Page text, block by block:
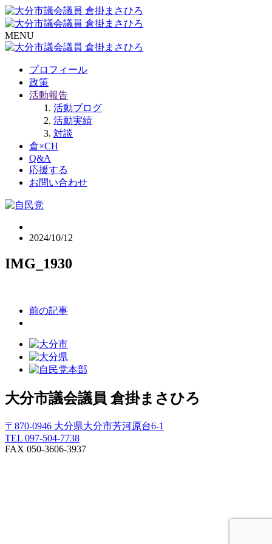
MENU
プロフィール
政策
活動報告
活動ブログ
活動実績
対談
倉×CH
Q&A
応援する
お問い合わせ
2024/10/12
IMG_1930
前の記事
大分市議会議員 倉掛まさひろ
〒870-0946 大分県大分市芳河原台6-1
TEL 097-504-7738
FAX 050-3606-3937